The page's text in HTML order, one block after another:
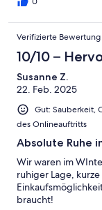
Verifizierte Bewertung
10/10 –
Susanne Z.
22. Feb. 2025
Gut: Sauberkeit,
des Onlineauftritts
Absolute Ruhe
Wir waren im
ruhiger Lage,
braucht!